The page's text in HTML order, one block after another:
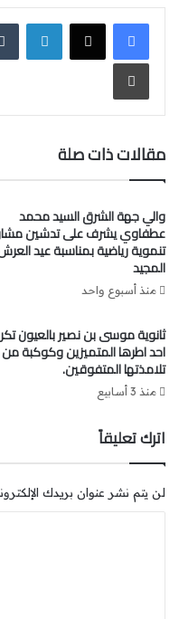
لينكدإن
مقالات ذات صلة
والي جهة الشرق السيد محمد
عطفاوي يشرف على تدشين
تنموية رياضية بمناسبة عيد
المجيد
منذ أسبوع واحد
ثانوية موسى بن نصير بالعيون
احد اطرها المتميزين وكوكبة من
تلامذتها المتفوقين.
منذ 3 أسابيع
اترك تعليقاً
لن يتم نشر عنوان بريدك